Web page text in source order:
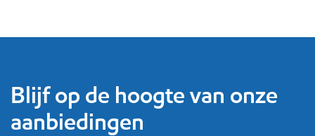
Blijf op de hoogte van onze
aanbiedingen